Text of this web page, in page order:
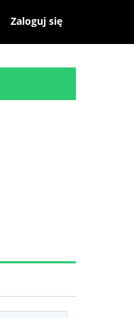
Zaloguj się